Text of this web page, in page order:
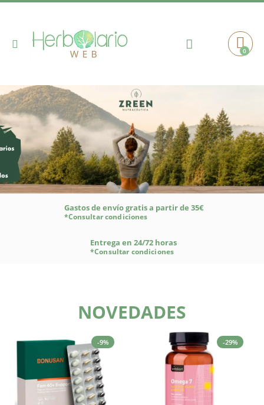
Toggle
Cart0
Gastos de envío gratis a partir de 35€
*Consultar condiciones
Entrega en 24/72 horas
*Consultar condiciones
NOVEDADES
-9% -29%